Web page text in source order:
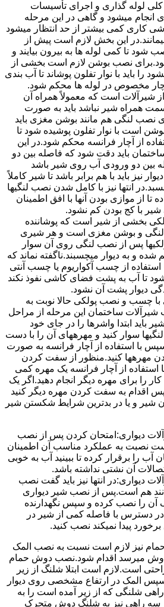
لوله گذاری و اجرای تأسیسات
انجام میشود و گاهی در این مرحله
کاری کمی بیشتر از حد انتظار میشود
این بخش لازم است پیش از
تا کمی لوله ها به بیرون بیایند و
نصب بوشن لازم است بخشی از
را باید با نوار تفلون پوشاند تا آب بندی
مخصوص در لوله ها محکم شود.
شیرآلات است که معمولاً همراه آن
همراه شیر نباشد باید به صورت
نصب لنگی هم مانند بوشن مغزی باید
است با نوار تفلون پوشیده شود تا
از آچار فرانسه محکم شود.در این
باید دقت شود که فاصله بین دو
بین دو ورودی آب روی شیر باشد
نیز باید با هم برابر باشد تا شیر کاملاً
انتها نیز با کامل شدن نصب لنگیها
تا از موازی بودن آنها با افق اطمینان
شیر با کج بودن کم نشود.
بخشی از شیر است که پوشاننده
لنگی و بوشن مغزی است و هر شیری
پس از نصب لنگی روی آن سوار
شده و به دیوار میچسبند.ناگفته نماند که
استفاده از چسب آکواریوم یا چسب آنتی
تا آب به پشت فضای کاشی نفوذ نکند
دیوار پشت آن نشود.
چسب و نصب پولکی حالا نوبت به
ساختمان این مرحله از مراحل
ابتدا واشرها را در جای خود
سوار کنید و مهرههای آن را با دست
با استفاده از آچار فرانسه به صورت
مهرهها کنید.منظور از سفت کردن
استفاده از آچار فرانسه یک مهره کمی
برای مهره دیگر انجام دهید.اگر یک
به سفت کردن مهره دیگر کنید
و یا در بدترین شرایط شکستن شیر
دیواری:امتحان کردن پس از نصب
نصبت به عملکرد مناسب آن اطمینان
آب را برقرار کرده تا ببینید آب به خوبی
آن نشتی نداشته باشد.
دیواری:در انتها نیز باید گفت نصب
هم است.پس از نصب شیر دیواری
آن را نصب کرده و سپس نگهدارنده
دسترس با فاصله کمی از شیر در
پیدا نمیکند نصب کنید.
نیز لازم است نسبت به نصب المک
میرسد اقدام شود.نصب دوش حمام
است.لازم است ابتلا شلنگ از زیر
المک در ارتفاع مشخصی روی دیوار
راهی شلنگی که از زیر آمده است را به
سه راهی نیز به شلنگ دوش متحرک